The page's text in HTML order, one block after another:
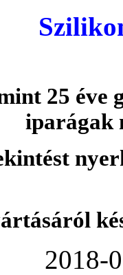
25 éve
iparágak
2018-